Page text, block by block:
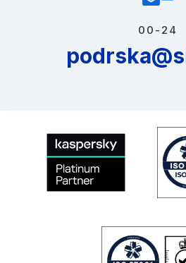
00-24